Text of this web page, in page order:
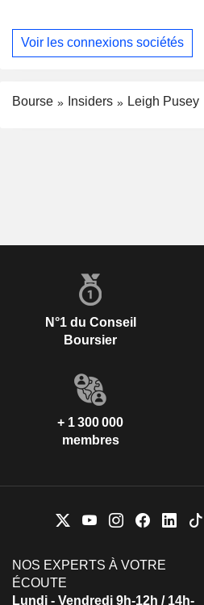
Voir les connexions sociétés
Bourse Insiders Leigh Pusey
N°1 du Conseil
Boursier
+ 1 300 000
membres
NOS EXPERTS À VOTRE
ÉCOUTE
Lundi - Vendredi 9h-12h / 14h-